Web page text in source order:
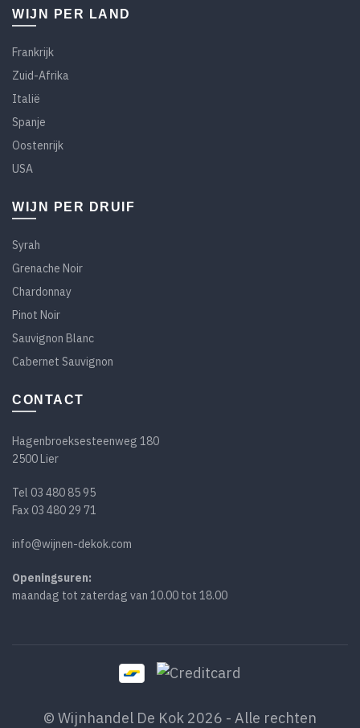
WIJN PER LAND
Frankrijk
Zuid-Afrika
Italië
Spanje
Oostenrijk
USA
WIJN PER DRUIF
Syrah
Grenache Noir
Chardonnay
Pinot Noir
Sauvignon Blanc
Cabernet Sauvignon
CONTACT
Hagenbroeksesteenweg 180
2500 Lier
Tel 03 480 85 95
Fax 03 480 29 71
info@wijnen-dekok.com
Openingsuren:
maandag tot zaterdag van 10.00 tot 18.00
© Wijnhandel De Kok 2026 - Alle rechten